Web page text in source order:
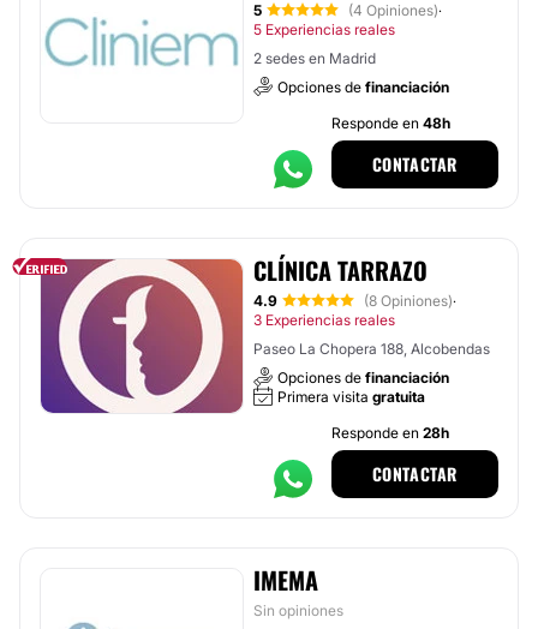
5 (4 Opiniones)·
5 Experiencias reales
2 sedes en Madrid
Opciones de financiación
Responde en 48h
CONTACTAR
CLÍNICA TARRAZO
4.9 (8 Opiniones)·
3 Experiencias reales
Paseo La Chopera 188, Alcobendas
Opciones de financiación
Primera visita gratuita
Responde en 28h
CONTACTAR
IMEMA
Sin opiniones